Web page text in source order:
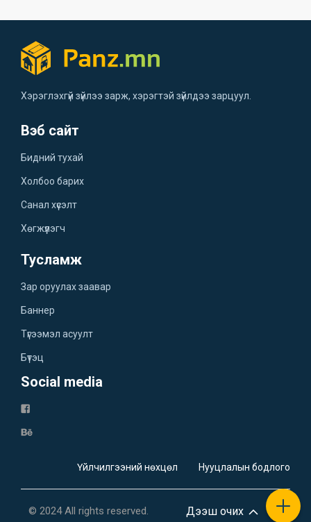
Хэрэглэхгүй зүйлээ зарж, хэрэгтэй зүйлдээ зарцуул.
Вэб сайт
Бидний тухай
Холбоо барих
Санал хүсэлт
Хөгжүүлэгч
Тусламж
Зар оруулах заавар
Баннер
Түгээмэл асуулт
Бүтэц
Social media
Үйлчилгээний нөхцөл Нууцлалын бодлого
© 2024 All rights reserved. Дээш очих